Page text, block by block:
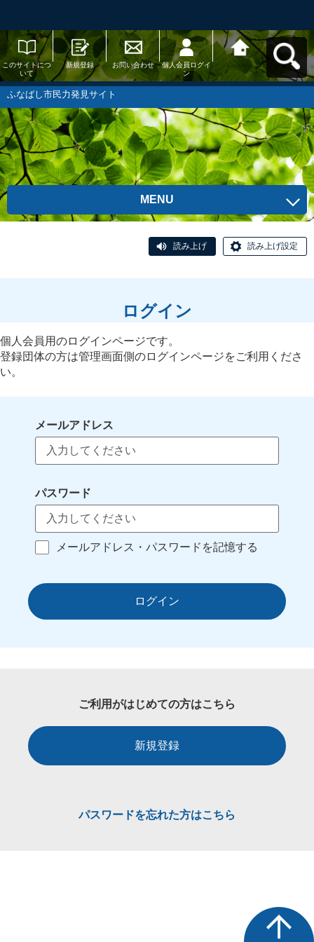
このサイトにつ
いて
新規登録 お問い合わせ
個人会員ログイ
ン
ふなばし市民力
発見サイトへ戻
る
ふなばし市民力発見サイト
MENU
読み上げ 読み上げ設定
ログイン
個人会員用のログインページです。
登録団体の方は管理画面側のログインページをご利用くださ
い。
メールアドレス
パスワード
メールアドレス・パスワードを記憶する
ログイン
ご利用がはじめての方はこちら
新規登録
パスワードを忘れた方はこちら